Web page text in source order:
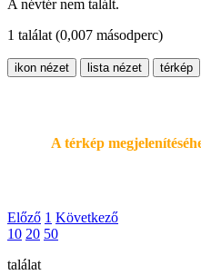
A névtér nem talált.
1 találat (0,007 másodperc)
ikon nézet lista nézet térkép
A térkép
Előző 1 Következő
10 20 50
találat